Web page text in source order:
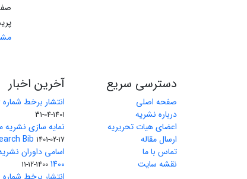
دسترسی سریع
صفحه اصلی
درباره نشریه
اعضای هیات تحریریه
ارسال مقاله
تماس با ما
نقشه سایت
آخرین اخبار
انتشار برخط شماره 56 نشریه مهندسی معدن
1401-04-31
نمایه سازی نشریه
Bib 1401-02-17
اسامی داوران
1400
1400-12-11